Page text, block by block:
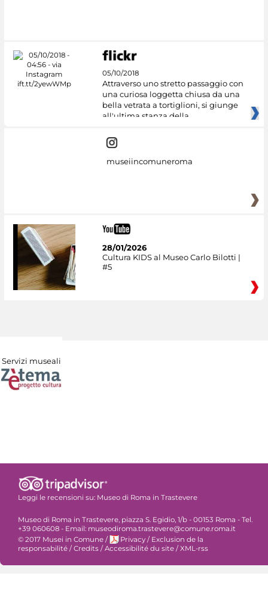
05/10/2018
Attraverso uno stretto passaggio con
una curiosa loggetta chiusa da una
bella vetrata a tortiglioni, si giunge
all'ultima stanza della
museiincomuneroma
28/01/2026
Cultura KIDS al Museo Carlo Bilotti |
#5
Servizi museali
Leggi le recensioni su: Museo di Roma in Trastevere
Museo di Roma in Trastevere, piazza S. Egidio, 1/b - 00153 Roma - Tel.
+39 060608 - Email: museodiroma.trastevere@comune.roma.it
© 2017 Musei in Comune / Privacy / Exclusion de la
responsabilité /Credits /Accessibilité du site /XML-rss